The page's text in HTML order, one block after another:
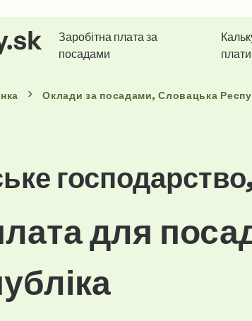
Заробітна плата за
посадами
плати
Окладиза посадами, Словацька
для